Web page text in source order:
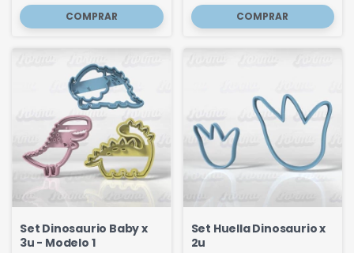
Set Dinosaurio Baby x
3u - Modelo 1
Set Huella Dinosaurio x
2u